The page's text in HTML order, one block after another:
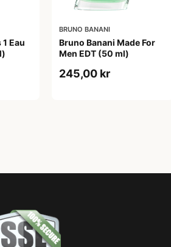
Eau
BRUNO BANANI
Bruno Banani Made For
Men EDT (50 ml)
245,00 kr